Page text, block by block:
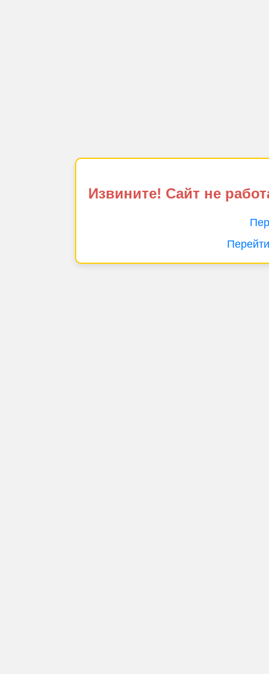
Извините! Сайт не